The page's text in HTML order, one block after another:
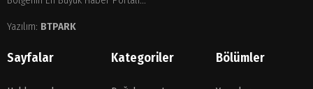
Yazılım: BTPARK
Sayfalar Kategoriler Bölümler